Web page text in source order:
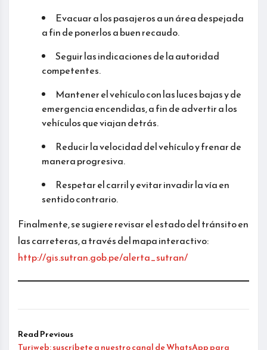
Evacuar a los pasajeros a un área despejada
a fin de ponerlos a buen recaudo.
Seguir las indicaciones de la autoridad
competentes.
Mantener el vehículo con las luces bajas y de
emergencia encendidas, a fin de advertir a los
vehículos que viajan detrás.
Reducir la velocidad del vehículo y frenar de
manera progresiva.
Respetar el carril y evitar invadir la vía en
sentido contrario.
Finalmente, se sugiere revisar el estado del tránsito en
las carreteras, a través del mapa interactivo:
http://gis.sutran.gob.pe/alerta_sutran/
Read Previous
Turiweb: suscríbete a nuestro canal de WhatsApp para